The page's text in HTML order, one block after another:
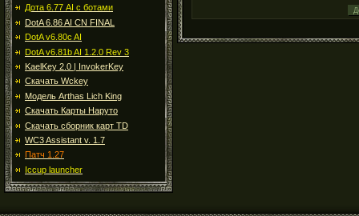
Дота 6.77 AI с ботами
DotA 6.86 AI CN FINAL
DotA v6.80c AI
DotA v6.81b AI 1.2.0 Rev 3
KaelKey 2.0 | InvokerKey
Скачать Wckey
Модель Arthas Lich King
Скачать Карты Наруто
Скачать сборник карт TD
WC3 Assistant v. 1.7
Патч 1.27
Iccup launcher